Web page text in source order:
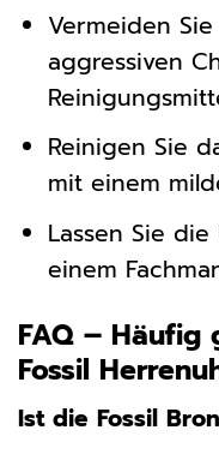
Vermeiden
aggressiven
Reinigen Sie
mit einem
Lassen Sie
einem
FAQ – Häufig
Fossil
Ist die Fossil